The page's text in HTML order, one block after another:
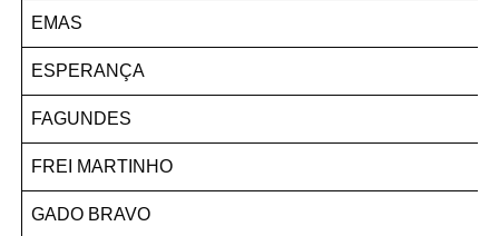
EMAS
ESPERANÇA
FAGUNDES
FREI MARTINHO
GADO BRAVO